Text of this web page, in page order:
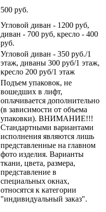
500 руб.
Угловой диван - 1200 руб,
диван - 700 руб, кресло - 400
руб.
Угловой диван - 350 руб./1
этаж, диваны 300 руб/1 этаж,
кресло 200 руб/1 этаж
Подъем упаковок, не
вошедших в лифт,
оплачивается дополнительно
(в зависимости от объема
упаковки). ВНИМАНИЕ!!!
Стандартными вариантами
исполнения являются лишь
представленные на главном
фото изделия. Варианты
ткани, цвета, размера,
представление в
специальных окнах,
относятся к категории
"индивидуальный заказ".